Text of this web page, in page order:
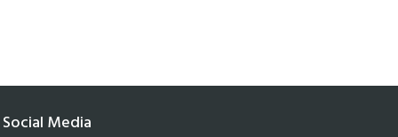
Social Media